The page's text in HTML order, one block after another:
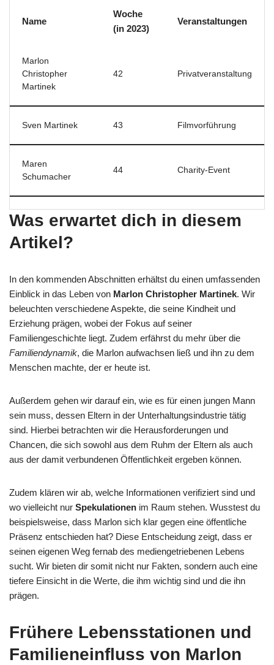
Name
Woche
(in 2023)
Veranstaltungen
Marlon
Christopher
Martinek
42 Privatveranstaltung
Sven Martinek 43 Filmvorführung
Maren
Schumacher
44 Charity-Event
Was erwartet dich in diesem
Artikel?
In den kommenden Abschnitten erhältst du einen umfassenden
Einblick in das Leben von Marlon Christopher Martinek. Wir
beleuchten verschiedene Aspekte, die seine Kindheit und
Erziehung prägen, wobei der Fokus auf seiner
Familiengeschichte liegt. Zudem erfährst du mehr über die
Familiendynamik, die Marlon aufwachsen ließ und ihn zu dem
Menschen machte, der er heute ist.
Außerdem gehen wir darauf ein, wie es für einen jungen Mann
sein muss, dessen Eltern in der Unterhaltungsindustrie tätig
sind. Hierbei betrachten wir die Herausforderungen und
Chancen, die sich sowohl aus dem Ruhm der Eltern als auch
aus der damit verbundenen Öffentlichkeit ergeben können.
Zudem klären wir ab, welche Informationen verifiziert sind und
wo vielleicht nur Spekulationen im Raum stehen. Wusstest du
beispielsweise, dass Marlon sich klar gegen eine öffentliche
Präsenz entschieden hat? Diese Entscheidung zeigt, dass er
seinen eigenen Weg fernab des mediengetriebenen Lebens
sucht. Wir bieten dir somit nicht nur Fakten, sondern auch eine
tiefere Einsicht in die Werte, die ihm wichtig sind und die ihn
prägen.
Frühere Lebensstationen und
Familieneinfluss von Marlon